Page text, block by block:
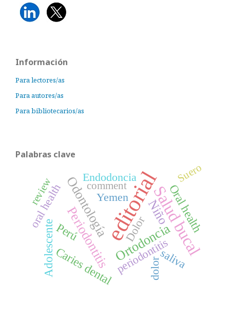
Información
Para lectores/as
Para autores/as
Para bibliotecarios/as
Palabras clave
editorialSalud bucal
Ortodoncia
Periodontitis
Odontología Niño
Caries dental
Perú Oral health
Adolescente periodontitissaliva
Yemen
oral health Dolor
Endodoncia
dolor
comment
review
Suero